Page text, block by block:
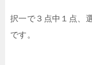
択一で３点中１点、
です。